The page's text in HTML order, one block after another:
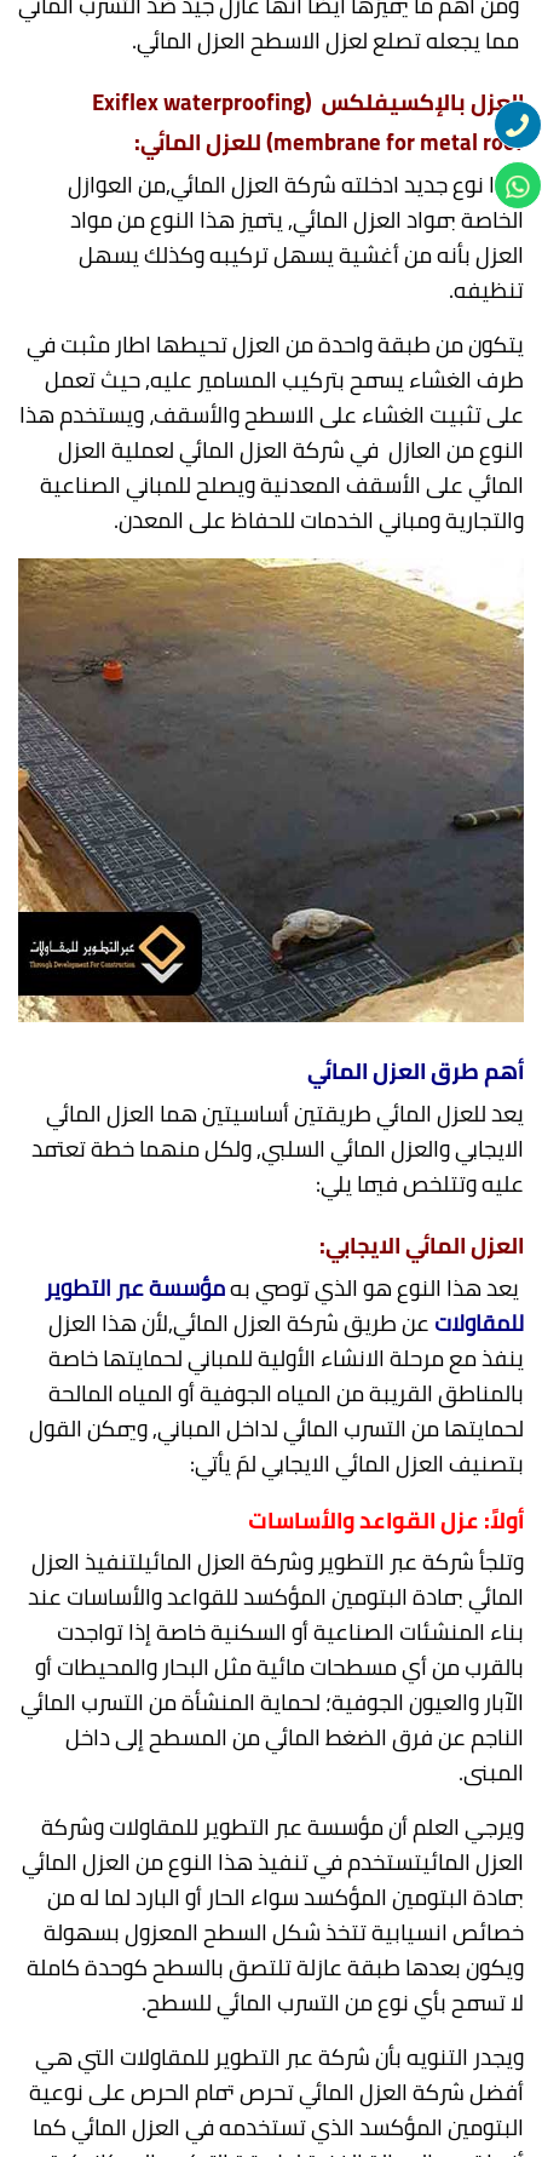
مما يجعله تصلع لعزل الاسطح العزل المائي.
العزل بالإكسيفلكس (Exiflex waterproofing
membrane for metal roof) للعزلالمائي:
هذا نوع جديد ادخلته شركة العزل المائي,من العوازل
الخاصة بمواد العزل المائي, يتميز هذا النوع من مواد
العزل بأنه من أغشية يسهل تركيبه وكذلك يسهل
تنظيفه.
يتكون من طبقة واحدة من العزل تحيطها اطار مثبت في
طرف الغشاء يسمح بتركيب المسامير عليه, حيث تعمل
على تثبيت الغشاء على الاسطح والأسقف، ويستخدم هذا
النوع من العازل في شركة العزل المائي لعملية العزل
المائي على الأسقف المعدنية ويصلح للمباني الصناعية
والتجارية ومباني الخدمات للحفاظ على المعدن.
أهم طرق العزل المائي
يعد للعزل المائي طريقتين أساسيتين هما العزل المائي
الايجابي والعزل المائي السلبي, ولكل منهما خطة تعتمد
عليه وتتلخص فيما يلي:
العزل المائي الايجابي:
يعد هذا النوع هو الذي توصي بهمؤسسة عبر التطوير
للمقاولاتعن طريق شركة العزل المائي,لأن هذا العزل
ينفذ مع مرحلة الانشاء الأولية للمباني لحمايتها خاصة
بالمناطق القريبة من المياه الجوفية أو المياه المالحة
لحمايتها من التسرب المائي لداخل المباني, ويمكن القول
بتصنيف العزل المائي الايجابي لمَ يأتي:
أولاً: عزل القواعد والأساسات
وتلجأ شركة عبر التطوير وشركة العزل المائيلتنفيذ العزل
المائي بمادة البتومين المؤكسد للقواعد والأساسات عند
بناء المنشئات الصناعية أو السكنية خاصة إذا تواجدت
بالقرب من أي مسطحات مائية مثل البحار والمحيطات أو
الآبار والعيون الجوفية؛ لحماية المنشأة من التسرب المائي
الناجم عن فرق الضغط المائي من المسطح إلى داخل
المبنى.
ويرجي العلم أن مؤسسة عبر التطوير للمقاولات وشركة
العزل المائيتستخدم في تنفيذ هذا النوع من العزل المائي
بمادة البتومين المؤكسد سواء الحار أو البارد لما له من
خصائص انسيابية تتخذ شكل السطح المعزول بسهولة
ويكون بعدها طبقة عازلة تلتصق بالسطح كوحدة كاملة
لا تسمح بأي نوع من التسرب المائي للسطح.
ويجدر التنويه بأن شركة عبر التطوير للمقاولات التي هي
أفضل شركة العزل المائي تحرص تمام الحرص على نوعية
البتومين المؤكسد الذي تستخدمه في العزل المائي كما